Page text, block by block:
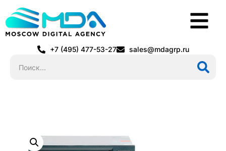
+7 (495) 477-53-27 sales@mdagrp.ru